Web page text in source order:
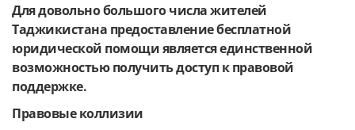
Для довольно большого числа жителей
Таджикистана предоставление бесплатной
юридической помощи является единственной
возможностью получить доступ к правовой
поддержке.
Правовые коллизии